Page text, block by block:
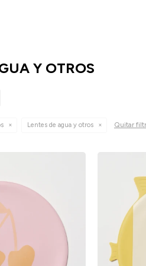
Y OTROS
Lentes de agua y otros Quitar